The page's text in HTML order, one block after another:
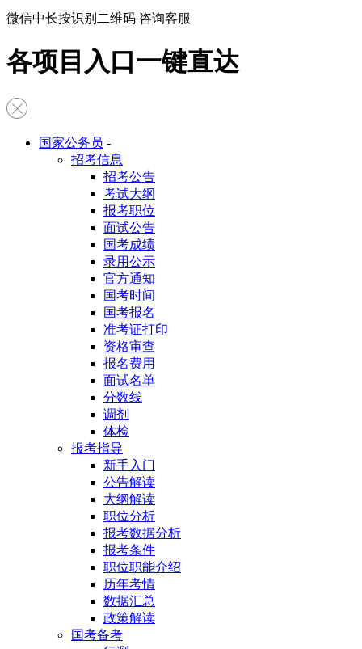
微信中长按识别二维码 咨询客服
各项目入口一键直达
国家公务员 -
招考信息
招考公告
考试大纲
报考职位
面试公告
国考成绩
录用公示
官方通知
国考时间
国考报名
准考证打印
资格审查
报名费用
面试名单
分数线
调剂
体检
报考指导
新手入门
公告解读
大纲解读
职位分析
报考数据分析
报考条件
职位职能介绍
历年考情
数据汇总
政策解读
国考备考